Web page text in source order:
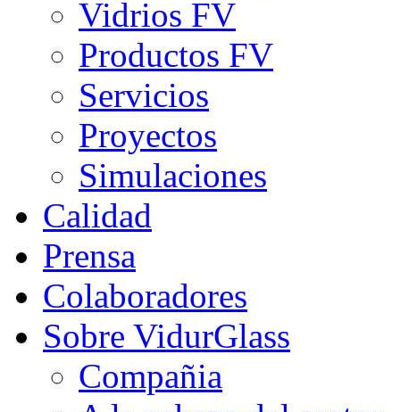
Vidrios FV
Productos FV
Servicios
Proyectos
Simulaciones
Calidad
Prensa
Colaboradores
Sobre VidurGlass
Compañia